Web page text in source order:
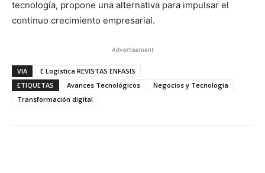
tecnología, propone una alternativa para impulsar el
continuo crecimiento empresarial.
Advertisement
VIA
É Logistica REVISTAS ENFASIS
ETIQUETAS
Avances Tecnológicos
Negocios y Tecnología
Transformación digital